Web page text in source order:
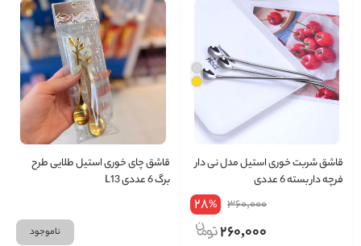
قاشق شربت خوری استیل مدل نی دار
فرچه دار بسته 6 عددی
360,000
28%
260,000
قاشق چای خوری استیل طلایی طرح
برگ 6 عددی L13
ناموجود